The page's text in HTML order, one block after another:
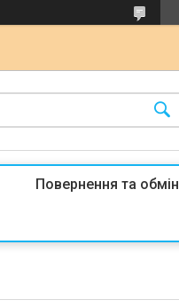
Повернення та обмін